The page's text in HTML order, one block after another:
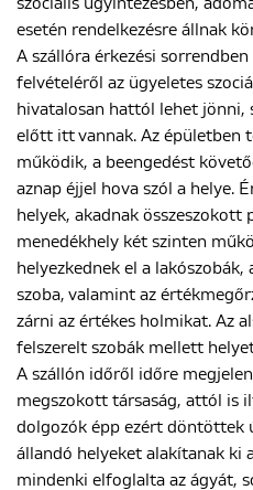
esetén rendelkezésre állnak
A szállóra érkezési
felvételéről az ügyeletes
hivatalosan hattól lehet jönni,
előtt itt vannak. Az épületben
működik, a beengedést
aznap éjjel hova szól a helye.
helyek, akadnak összeszokott
menedékhely két szinten
helyezkednek el a lakószobák,
szoba, valamint az
zárni az értékes holmikat. Az
felszerelt szobák mellett
A szállón időről időre
megszokott társaság, attól is
dolgozók épp ezért döntöttek
állandó helyeket alakítanak ki
mindenki elfoglalta az ágyát,